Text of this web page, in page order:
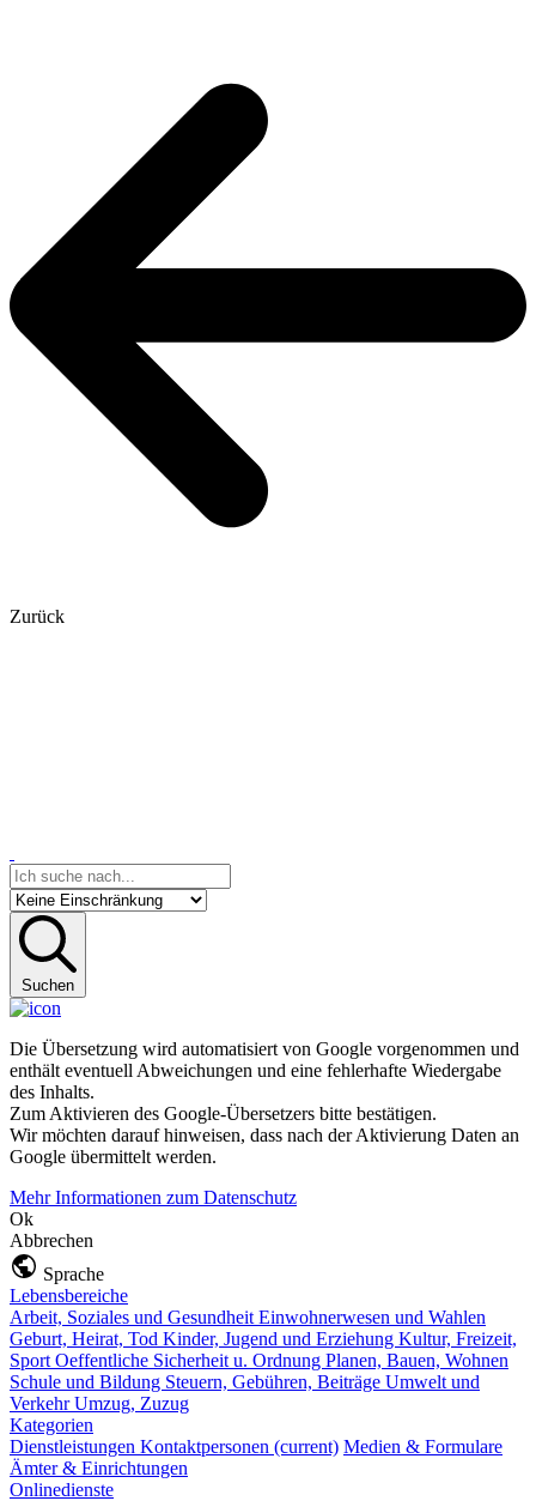
Zurück
Suchen
Die Übersetzung wird automatisiert von Google vorgenommen und
enthält eventuell Abweichungen und eine fehlerhafte Wiedergabe
des Inhalts.
Zum Aktivieren des Google-Übersetzers bitte bestätigen.
Wir möchten darauf hinweisen, dass nach der Aktivierung Daten an
Google übermittelt werden.
Mehr Informationen zum Datenschutz
Ok
Abbrechen
Sprache
Lebensbereiche
Arbeit, Soziales und Gesundheit Einwohnerwesen und Wahlen
Geburt, Heirat, Tod Kinder, Jugend und Erziehung Kultur, Freizeit,
Sport Oeffentliche Sicherheit u. Ordnung Planen, Bauen, Wohnen
Schule und Bildung Steuern, Gebühren, Beiträge Umwelt und
VerkehrUmzug, Zuzug
Kategorien
Dienstleistungen Kontaktpersonen (current) Medien & Formulare
Ämter & Einrichtungen
Onlinedienste